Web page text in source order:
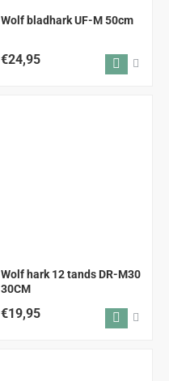
Wolf bladhark UF-M 50cm
€24,95
Wolf hark 12 tands DR-M30
30CM
€19,95